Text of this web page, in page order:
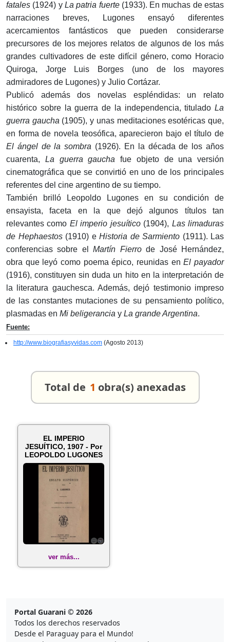
fatales (1924) y La patria fuerte(1933). En muchas de estas
narraciones breves, Lugones ensayó diferentes
acercamientos fantásticos que pueden considerarse
precursores de los mejores relatos de algunos de los más
grandes cultivadores de este difícil género, como Horacio
Quiroga, Jorge Luis Borges (uno de los mayores
admiradores de Lugones) y Julio Cortázar.
Publicó además dos novelas espléndidas: un relato
histórico sobre la guerra de la independencia, titulado La
guerra gaucha (1905), y unas meditaciones esotéricas que,
en forma de novela teosófica, aparecieron bajo el título de
El ángel de la sombra (1926). En la década de los años
cuarenta, La guerra gaucha fue objeto de una versión
cinematográfica que se convirtió en uno de los principales
referentes del cine argentino de su tiempo.
También brilló Leopoldo Lugones en su condición de
ensayista, faceta en la que dejó algunos títulos tan
relevantes como El imperio jesuítico(1904), Las limaduras
de Hephaestos(1910) e Historia de Sarmiento (1911). Las
conferencias sobre elMartín Fierrode José Hernández,
obra que leyó como poema épico, reunidas enEl payador
(1916), constituyen sin duda un hito en la interpretación de
la literatura gauchesca. Además, dejó testimonio impreso
de las constantes mutaciones de su pensamiento político,
plasmadas en Mi beligerancia y La grande Argentina.
Fuente:
http://www.biografiasyvidas.com (Agosto 2013)
Total de 1 obra(s) anexadas
EL IMPERIO
JESUÍTICO, 1907 - Por
LEOPOLDO LUGONES
ver más...
Portal Guarani © 2026
Todos los derechos reservados
Desde el Paraguay para el Mundo!